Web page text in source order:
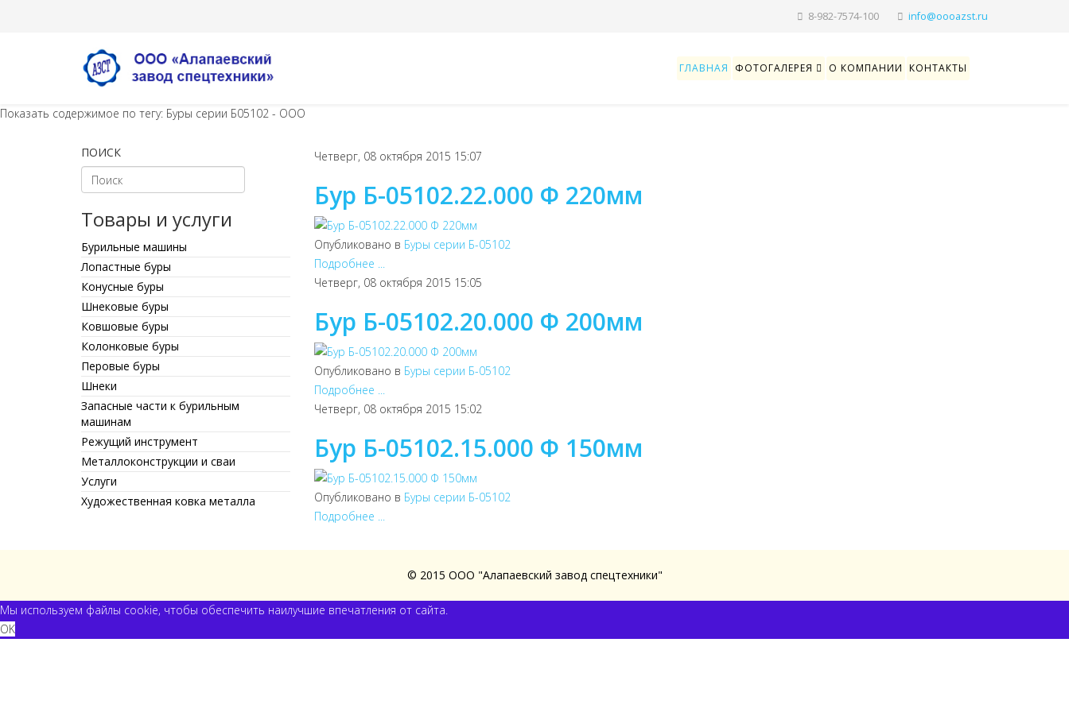
8-982-7574-100
ГЛАВНАЯ ФОТОГАЛЕРЕЯ О КОМПАНИИ КОНТАКТЫ
Показать содержимое по тегу: Буры серии Б05102 - ООО
ПОИСК
Товары и услуги
Бурильные машины
Лопастные буры
Конусные буры
Шнековые буры
Ковшовые буры
Колонковые буры
Перовые буры
Шнеки
Запасные части к бурильным
машинам
Режущий инструмент
Металлоконструкции и сваи
Услуги
Художественная ковка металла
Четверг, 08 октября 2015 15:07
Бур Б-05102.22.000 Ф 220мм
Опубликовано в Буры серии Б-05102
Подробнее ...
Четверг, 08 октября 2015 15:05
Бур Б-05102.20.000 Ф 200мм
Опубликовано в Буры серии Б-05102
Подробнее ...
Четверг, 08 октября 2015 15:02
Бур Б-05102.15.000 Ф 150мм
Опубликовано в Буры серии Б-05102
Подробнее ...
© 2015 ООО "Алапаевский завод спецтехники"
Мы используем файлы cookie, чтобы обеспечить наилучшие впечатления от сайта.
OK